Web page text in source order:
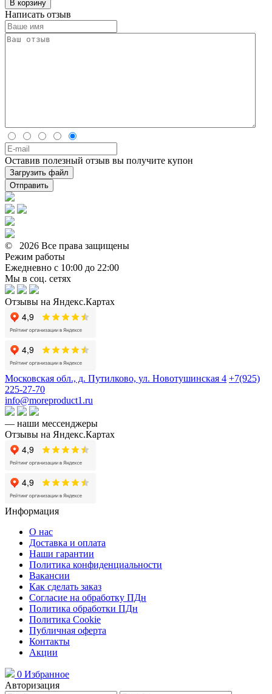
В корзину
Написать отзыв
Оставив полезный отзыв вы получите купон
Загрузить файл
Отправить
© 2026 Все права защищены
Режим работы
Ежедневно с 10:00 до 22:00
Мы в соц. сетях
Отзывы на Яндекс.Картах
Московская обл., д. Путилково, ул. Новотушинская 4 +7(925)
225-27-70
info@moreproduct1.ru
— наши мессенджеры
Отзывы на Яндекс.Картах
Информация
О нас
Доставка и оплата
Наши гарантии
Политика конфиденциальности
Вакансии
Как сделать заказ
Согласие на обработку ПДн
Политика обработки ПДн
Политика Cookie
Публичная оферта
Контакты
Акции
0 Избранное
Авторизация